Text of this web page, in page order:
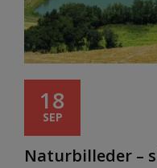
18
SEP
Naturbilleder –